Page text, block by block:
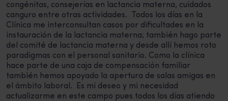
congénitas, consejerías en lactancia materna, cuidados
canguro entre otras actividades. Todos los días en la
Clínica me interconsultan casos por dificultades en la
instauración de la lactancia materna; también hago parte
del comité de lactancia materna y desde allí hemos roto
paradigmas con el personal sanitario. Como la clínica
hace parte de una caja de compensación familiar
también hemos apoyado la apertura de salas amigas en
el ámbito laboral. Es mi deseo y mi necesidad
actualizarme en este campo pues todos los días atiendo